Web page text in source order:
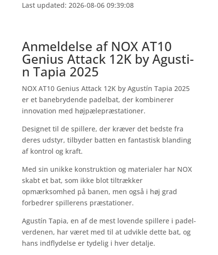
Last updated: 2026-08-06 09:39:08
Anmeldelse af NOX AT10
Genius Attack 12K by Agusti­
n Tapia 2025
NOX AT10 Genius Attack 12K by Agustín Tapia 2025
er et banebrydende padelbat, der kombinerer
innovation med højpælepræstationer.
Designet til de spillere, der kræver det bedste fra
deres udstyr, tilbyder batten en fantastisk blanding
af kontrol og kraft.
Med sin unikke konstruktion og materialer har NOX
skabt et bat, som ikke blot tiltrækker
opmærksomhed på banen, men også i høj grad
forbedrer spillerens præstationer.
Agustín Tapia, en af de mest lovende spillere i padel-
verdenen, har været med til at udvikle dette bat, og
hans indflydelse er tydelig i hver detalje.